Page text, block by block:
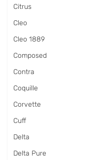
Citrus
Cleo
Cleo 1889
Composed
Contra
Coquille
Corvette
Cuff
Delta
Delta Pure